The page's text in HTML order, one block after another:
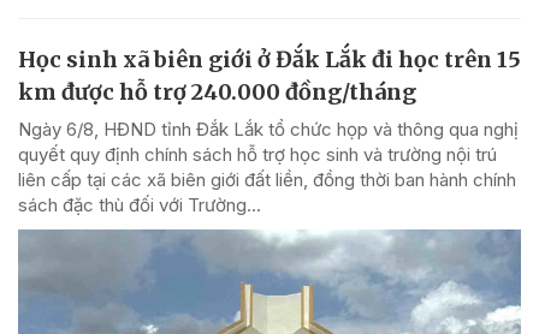
Học sinh xã biên giới ở Đắk Lắk đi học trên 15
km được hỗ trợ 240.000 đồng/tháng
Ngày 6/8, HĐND tỉnh Đắk Lắk tổ chức họp và thông qua nghị
quyết quy định chính sách hỗ trợ học sinh và trường nội trú
liên cấp tại các xã biên giới đất liền, đồng thời ban hành chính
sách đặc thù đối với Trường...